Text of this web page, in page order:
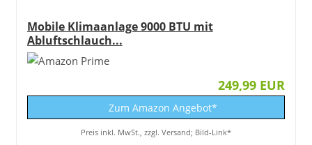
Mobile Klimaanlage 9000 BTU mit
Abluftschlauch...
249,99 EUR
Zum Amazon Angebot*
Preis inkl. MwSt., zzgl. Versand; Bild-Link*